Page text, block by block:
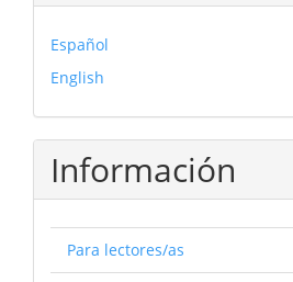
Español
English
Información
Para lectores/as